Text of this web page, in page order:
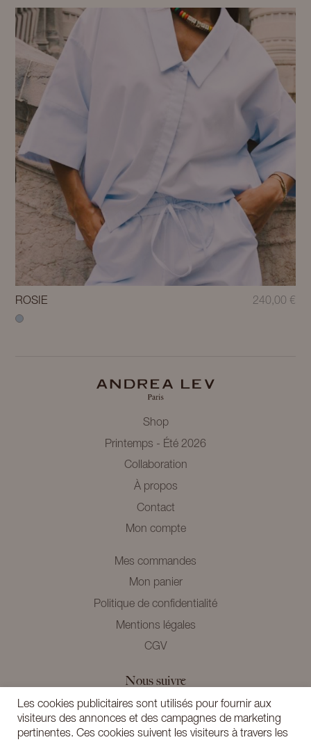
ROSIE 240,00 €
Shop
Printemps - Été 2026
Collaboration
À propos
Contact
Mon compte
Mes commandes
Mon panier
Politique de confidentialité
Mentions légales
CGV
Nous suivre
Instagram
Newsletter
Les cookies publicitaires sont utilisés pour fournir aux
visiteurs des annonces et des campagnes de marketing
pertinentes. Ces cookies suivent les visiteurs à travers les